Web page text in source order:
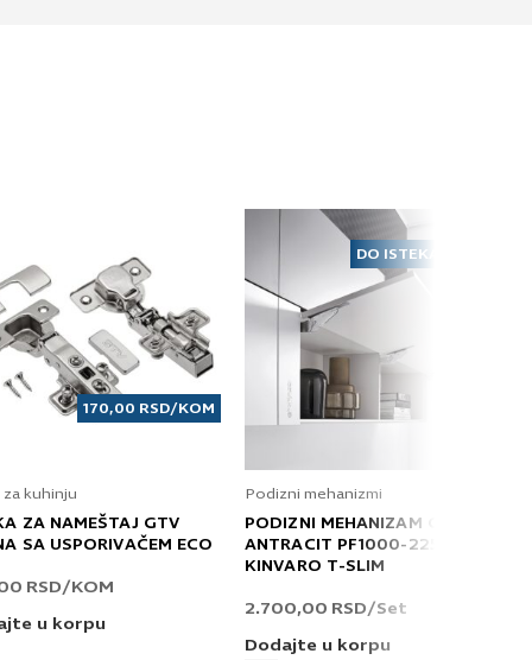
170,00 RSD/KOM
za kuhinju
ZA NAMEŠTAJ GTV
SA USPORIVAČEM ECO
RSD/KOM
u korpu
DO ISTEKA ZALIHA
Podizni mehanizmi
PODIZNI MEHANIZAM GRASS
ANTRACIT PF1000-2250 T
KINVARO T-SLIM
2.700,00 RSD/Set
Dodajte u korpu